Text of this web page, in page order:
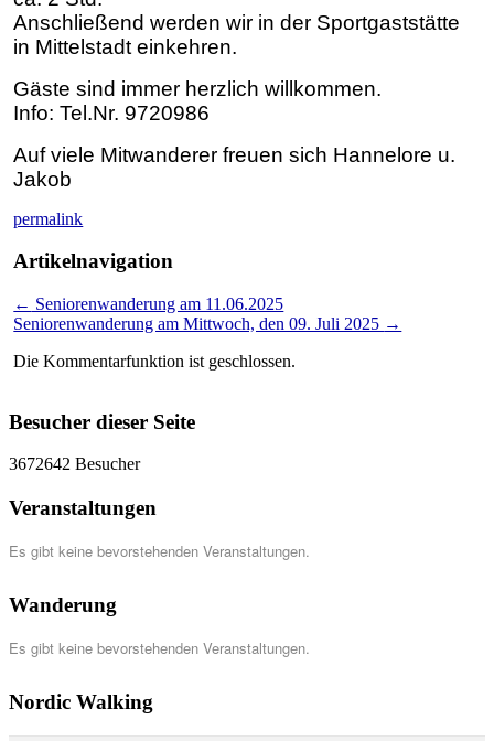
Anschließend werden wir in der Sportgaststätte
in Mittelstadt einkehren.
Gäste sind immer herzlich willkommen.
Info: Tel.Nr. 9720986
Auf viele Mitwanderer freuen sich Hannelore u.
Jakob
permalink
Artikelnavigation
← Seniorenwanderung am 11.06.2025
Seniorenwanderung am Mittwoch, den 09. Juli 2025 →
Die Kommentarfunktion ist geschlossen.
Besucher dieser Seite
3672642 Besucher
Veranstaltungen
Es gibt keine bevorstehenden Veranstaltungen.
Wanderung
Es gibt keine bevorstehenden Veranstaltungen.
Nordic Walking